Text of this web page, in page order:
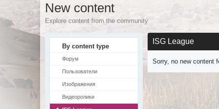
New content
Explore content from the community
By content type
Форум
Пользователи
Изображения
Видеоролики
ISG League
Sorry, no new content